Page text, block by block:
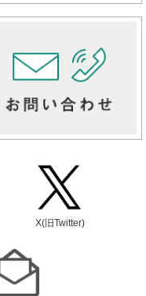
X(旧Twitter)